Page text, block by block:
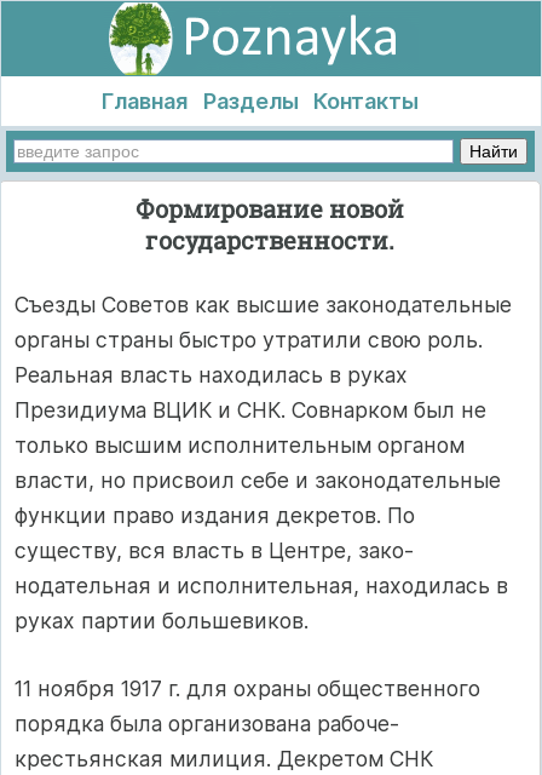
Главная Разделы Контакты
Формирование новой
государственности.
Съезды Советов как высшие законодательные
органы страны быстро утратили свою роль.
Реальная власть находилась в руках
Президиума ВЦИК и СНК. Совнарком был не
только высшим исполнительным орга­ном
власти, но присвоил себе и законодательные
функции ­право издания декретов. По
существу, вся власть в Центре, зако­
нодательная и исполнительная, находилась в
руках партии большевиков.
11 ноября 1917 г. для охраны общественного
порядка была организована рабоче-
крестьянская милиция. Декретом СНК